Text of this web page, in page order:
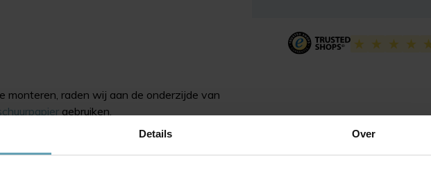
Details Over
monteren, raden wij aan de onderzijde van
gebruiken.
eens een vloerglijder beschadigd raakt. Wij